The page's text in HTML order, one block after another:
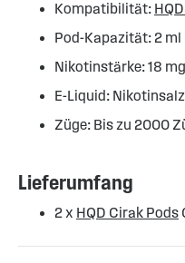
Kompatibilität:
Pod-Kapazität: 2 ml
Nikotinstärke: 18
E-Liquid: Nikotinsalz
Züge: Bis zu 2000
Lieferumfang
2 x HQD Cirak Pods